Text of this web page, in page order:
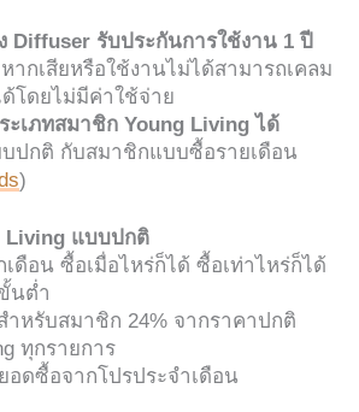
Diffuser รับประกันการใช้งาน 1 ปี
กเสียหรือใช้งานไม่ได้สามารถเคลม
ด้โดยไม่มีค่าใช้จ่าย
ะเภทสมาชิก Young Living ได้
ปกติ กับสมาชิกแบบซื้อรายเดือน
)
Living แบบปกติ
ดือน ซื้อเมื่อไหร่ก็ได้ ซื้อเท่าไหร่ก็ได้
นต่ำ
ำหรับสมาชิก 24% จากราคาปกติ
ทุกรายการ
ดซื้อจากโปรประจำเดือน